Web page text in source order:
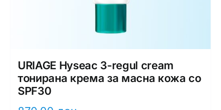
URIAGE Hyseac 3-regul cream
тонирана крема за масна кожа со
SPF30